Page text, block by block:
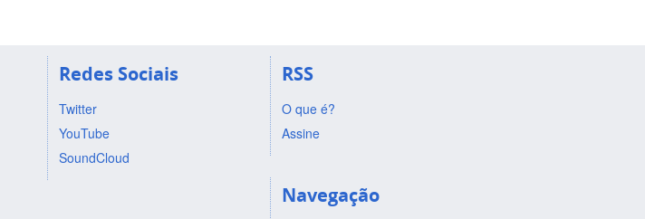
Redes Sociais
Twitter
YouTube
SoundCloud
RSS
O que é?
Assine
Navegação